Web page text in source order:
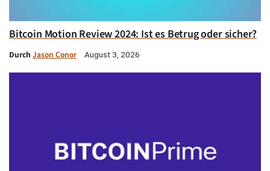
Bitcoin Motion Review 2024: Ist es Betrug oder sicher?
Durch Jason Conor August 3, 2026